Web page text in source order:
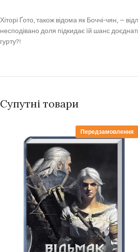
Хіторі Ґото, також відома як Боччі-чян, —
несподівано доля підкидає їй шанс
гурту?!
Супутні товари
Передзамовлення